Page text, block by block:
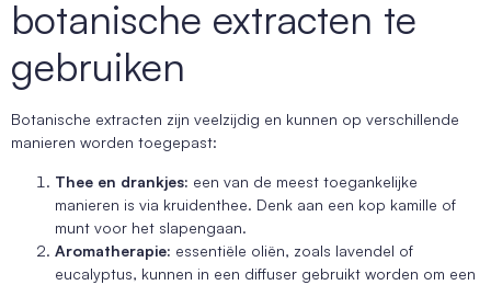
botanische extracten te
gebruiken
Botanische extracten zijn veelzijdig en kunnen op verschillende
manieren worden toegepast:
Thee en drankjes: een van de meest toegankelijke
manieren is via kruidenthee. Denk aan een kop kamille of
munt voor het slapengaan.
Aromatherapie: essentiële oliën, zoals lavendel of
eucalyptus, kunnen in een diffuser gebruikt worden om een